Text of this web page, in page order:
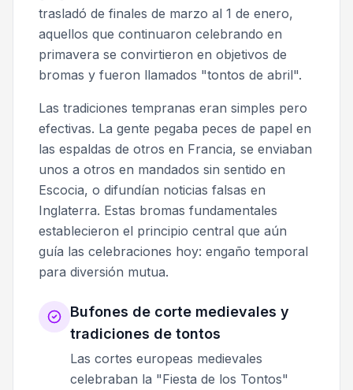
trasladó de finales de marzo al 1 de enero,
aquellos que continuaron celebrando en
primavera se convirtieron en objetivos de
bromas y fueron llamados "tontos de abril".
Las tradiciones tempranas eran simples pero
efectivas. La gente pegaba peces de papel en
las espaldas de otros en Francia, se enviaban
unos a otros en mandados sin sentido en
Escocia, o difundían noticias falsas en
Inglaterra. Estas bromas fundamentales
establecieron el principio central que aún
guía las celebraciones hoy: engaño temporal
para diversión mutua.
Bufones de corte medievales y
tradiciones de tontos
Las cortes europeas medievales
celebraban la "Fiesta de los Tontos"